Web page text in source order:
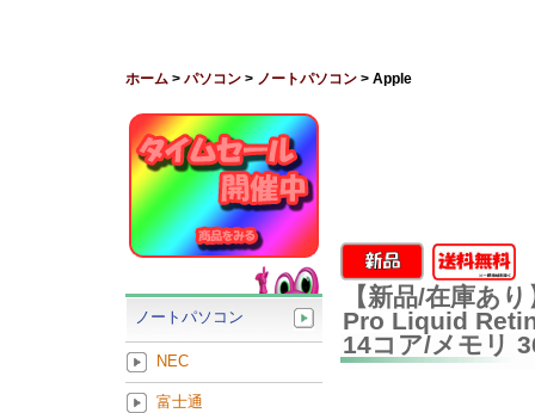
ホーム > パソコン > ノートパソコン > Apple
【新品/在庫あ
Pro Liquid
14コア/メモリ
ノートパソコン
NEC
富士通